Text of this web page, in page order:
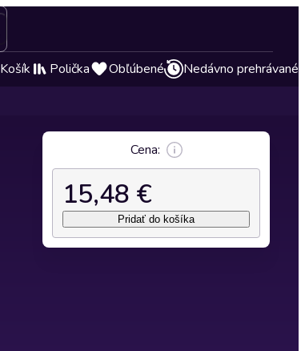
Košík Polička Obľúbené Nedávno prehrávané
Cena:
15,48 €
Pridať do košíka